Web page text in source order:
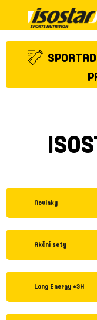
obsah
Novinky
Akční sety
Long Energy +3H